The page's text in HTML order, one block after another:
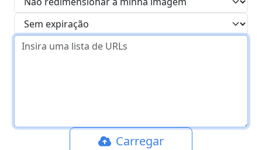
Carregar